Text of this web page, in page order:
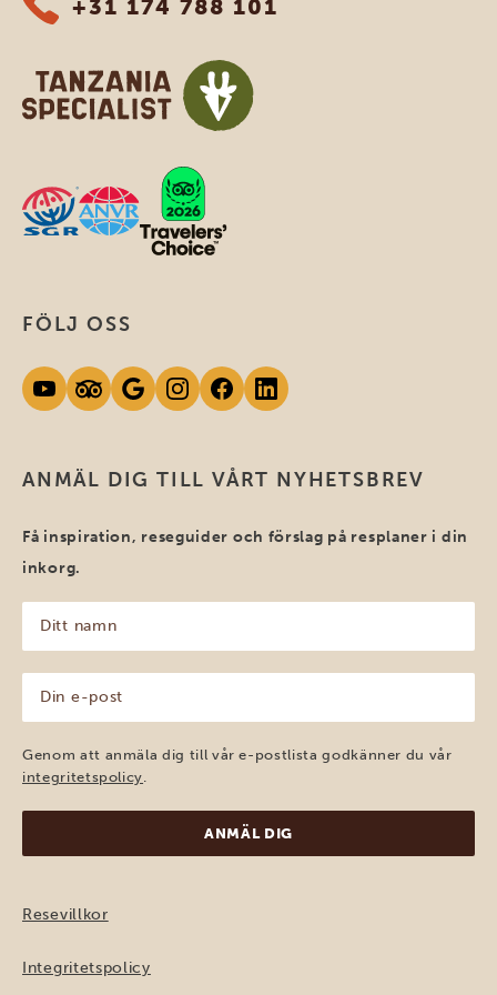
+31 174 788 101
ANMÄL DIG TILL VÅRT NYHETSBREV
Få inspiration, reseguider och förslag på resplaner i din
inkorg.
namn
(Obligatoriskt)
post
(Obligatoriskt)
Genom att anmäla dig till vår e-postlista godkänner du vår
integritetspolicy.
FÖLJ OSS
Resevillkor
Integritetspolicy